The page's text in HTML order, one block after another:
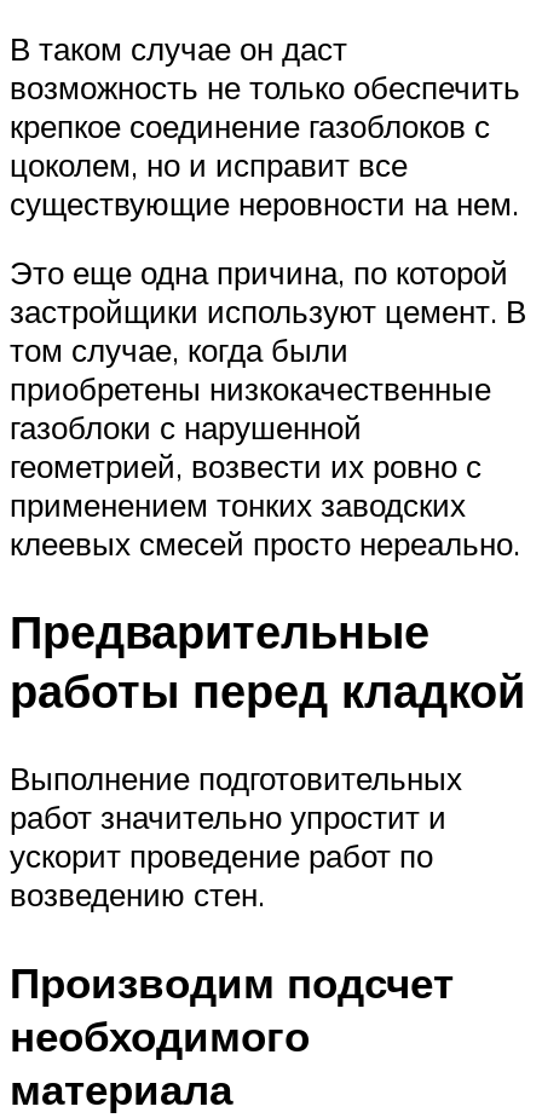
В таком случае он даст
возможность не только обеспечить
крепкое соединение газоблоков с
цоколем, но и исправит все
существующие неровности на нем.
Это еще одна причина, по которой
застройщики используют цемент. В
том случае, когда были
приобретены низкокачественные
газоблоки с нарушенной
геометрией, возвести их ровно с
применением тонких заводских
клеевых смесей просто нереально.
Предварительные
работы перед кладкой
Выполнение подготовительных
работ значительно упростит и
ускорит проведение работ по
возведению стен.
Производим подсчет
необходимого
материала